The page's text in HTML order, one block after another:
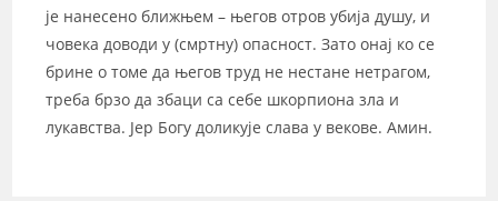
је нанесено ближњем – његов отров убија душу, и
човека доводи у (смртну) опасност. Зато онај ко се
брине о томе да његов труд не нестане нетрагом,
треба брзо да збаци са себе шкорпиона зла и
лукавства. Јер Богу доликује слава у векове. Амин.